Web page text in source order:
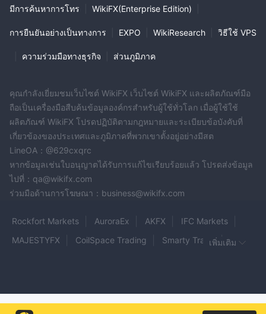
ในที่สุด, thinkorswim มีการเสนอการซื้อขายสกุลเงินดิจิทัล
ถึงตลาดสินทรัพย์ดิจิทัลที่กำลังเติบโต
วิธีเปิดบัญชี？
ชมเว็บไซต์อย่างเป็นทางการ
https://www.tdameritrade.com/interstitial.html
คลิกที่ "เปิดบัญชี Schwab": ค้นหาตัวเลือกเพื่อเปิดบัญชีใหม่และ
คลิกเพื่อเริ่มต้น
เลือกประเภทบัญชี:เลือกประเภทบัญชีที่คุณต้องการเปิดโดยขึ้นอยู่
กับเป้าหมายการลงทุนและความชอบของคุณ Schwab มีประเภทบัญชี
ต่าง ๆ รวมถึงบัญชีโบรกเกอร์ส่วนบุคคล บัญชีเกษียณ (เช่น Traditional
IRA, Roth IRA) บัญชีออมสินการศึกษา (เช่น 529 Plan) และอื่น ๆ คลิก
การกรอกใบสมัครที่สมบูรณ์:กรอกแบบฟอร์มสมัครออนไลน์ด้วย
ข้อมูลส่วนตัวที่ถูกต้อง เช่น ชื่อ, ที่อยู่, ข้อมูลติดต่อ, หมายเลขประจำตัว
เติมเงินในบัญชีของคุณ:หลังจากที่ทำการสมัครเสร็จสิ้น คุณจะต้อง
มีการค้นหาการโทร WikiFX(Enterprise Edition)
การยืนยันอย่างเป็นทางการ EXPO WikiResearch วิธีใช้ VPS
ความร่วมมือทางธุรกิจ ส่วนภูมิภาค
คุณกำลังเยี่ยมชมเว็บไซต์ WikiFX เว็บไซต์ WikiFX และผลิตภัณฑ์มือ
ถือเป็นเครื่องมือสืบค้นข้อมูลองค์กรสำหรับผู้ใช้ทั่วโลก เมื่อผู้ใช้ใช้
ผลิตภัณฑ์ WikiFX โปรดปฏิบัติตามกฎหมายและระเบียบข้อบังคับที่
เกี่ยวข้องของประเทศและภูมิภาคที่พวกเขาตั้งอยู่อย่างมีสต
LineOA：@629cxqrc
หากข้อมูลเช่นใบอนุญาตได้รับการแก้ไขเรียบร้อยแล้ว โปรดส่งข้อมูล
ไปที่：qa@wikifx.com
ร่วมมือด้านการโฆษณา：business@wikifx.com
Rockfort Markets AuroraEx AKFX
IFC Markets
MAJESTYFX
CoilSpace Trading
Smarty Trade
Angel One
MiltonPrime FORECORE-FX
IMMFX
เพิ่มเติม